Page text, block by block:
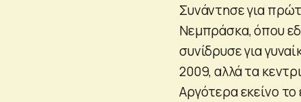
Συνάντησε για
Νεμπράσκα, όπου
συνίδρυσε για
2009, αλλά τα
Αργότερα εκείνο